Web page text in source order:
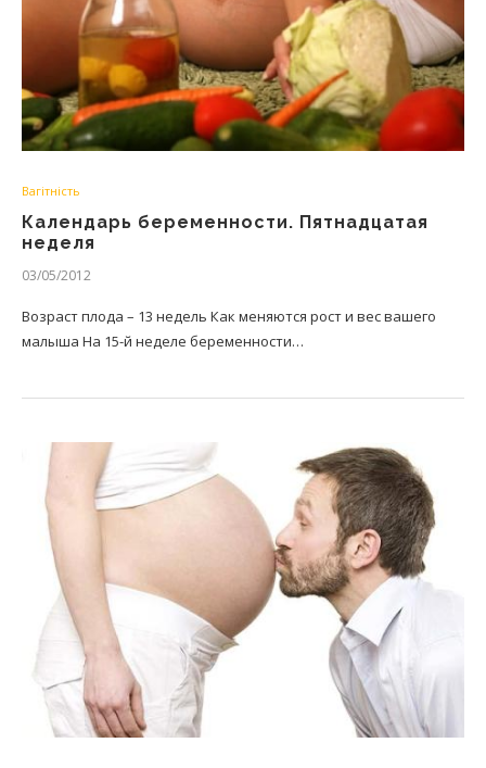
Вагітність
Календарь беременности. Пятнадцатая
неделя
03/05/2012
Возраст плода – 13 недель Как меняются рост и вес вашего
малыша На 15-й неделе беременности…